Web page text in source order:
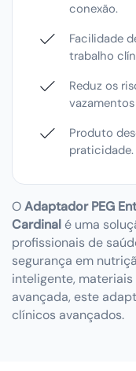
conexão.
Facilidade
trabalho
Reduz os
Produto
praticidade.
OAdaptador PEG
Cardinalé uma
profissionais de
segurança em
inteligente,
avançada, este
clínicos avançados.